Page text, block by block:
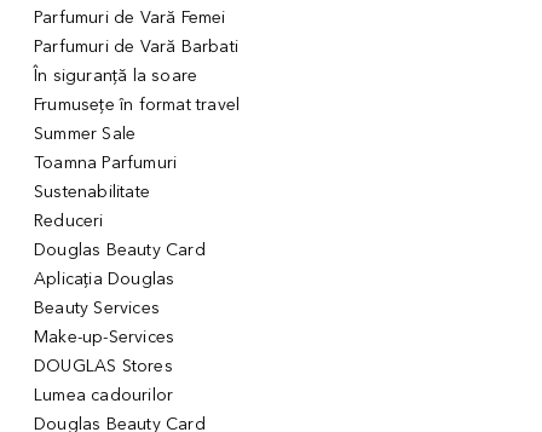
Parfumuri de Vară Femei
Parfumuri de Vară Barbati
În siguranță la soare
Frumusețe în format travel
Summer Sale
Toamna Parfumuri
Sustenabilitate
Reduceri
Douglas Beauty Card
Aplicația Douglas
Beauty Services
Make-up-Services
DOUGLAS Stores
Lumea cadourilor
Douglas Beauty Card